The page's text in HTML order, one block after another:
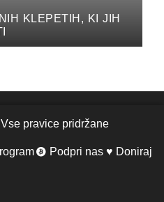
KLEPETIH, KI JIH
pravice pridržane
Podpri nas ♥ Doniraj